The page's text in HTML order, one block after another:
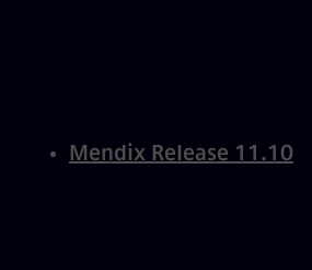
Mendix Release 11.10